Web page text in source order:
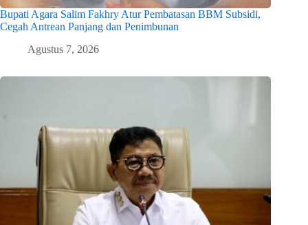
Bupati Agara Salim Fakhry Atur Pembatasan BBM Subsidi,
Cegah Antrean Panjang dan Penimbunan
Agustus 7, 2026